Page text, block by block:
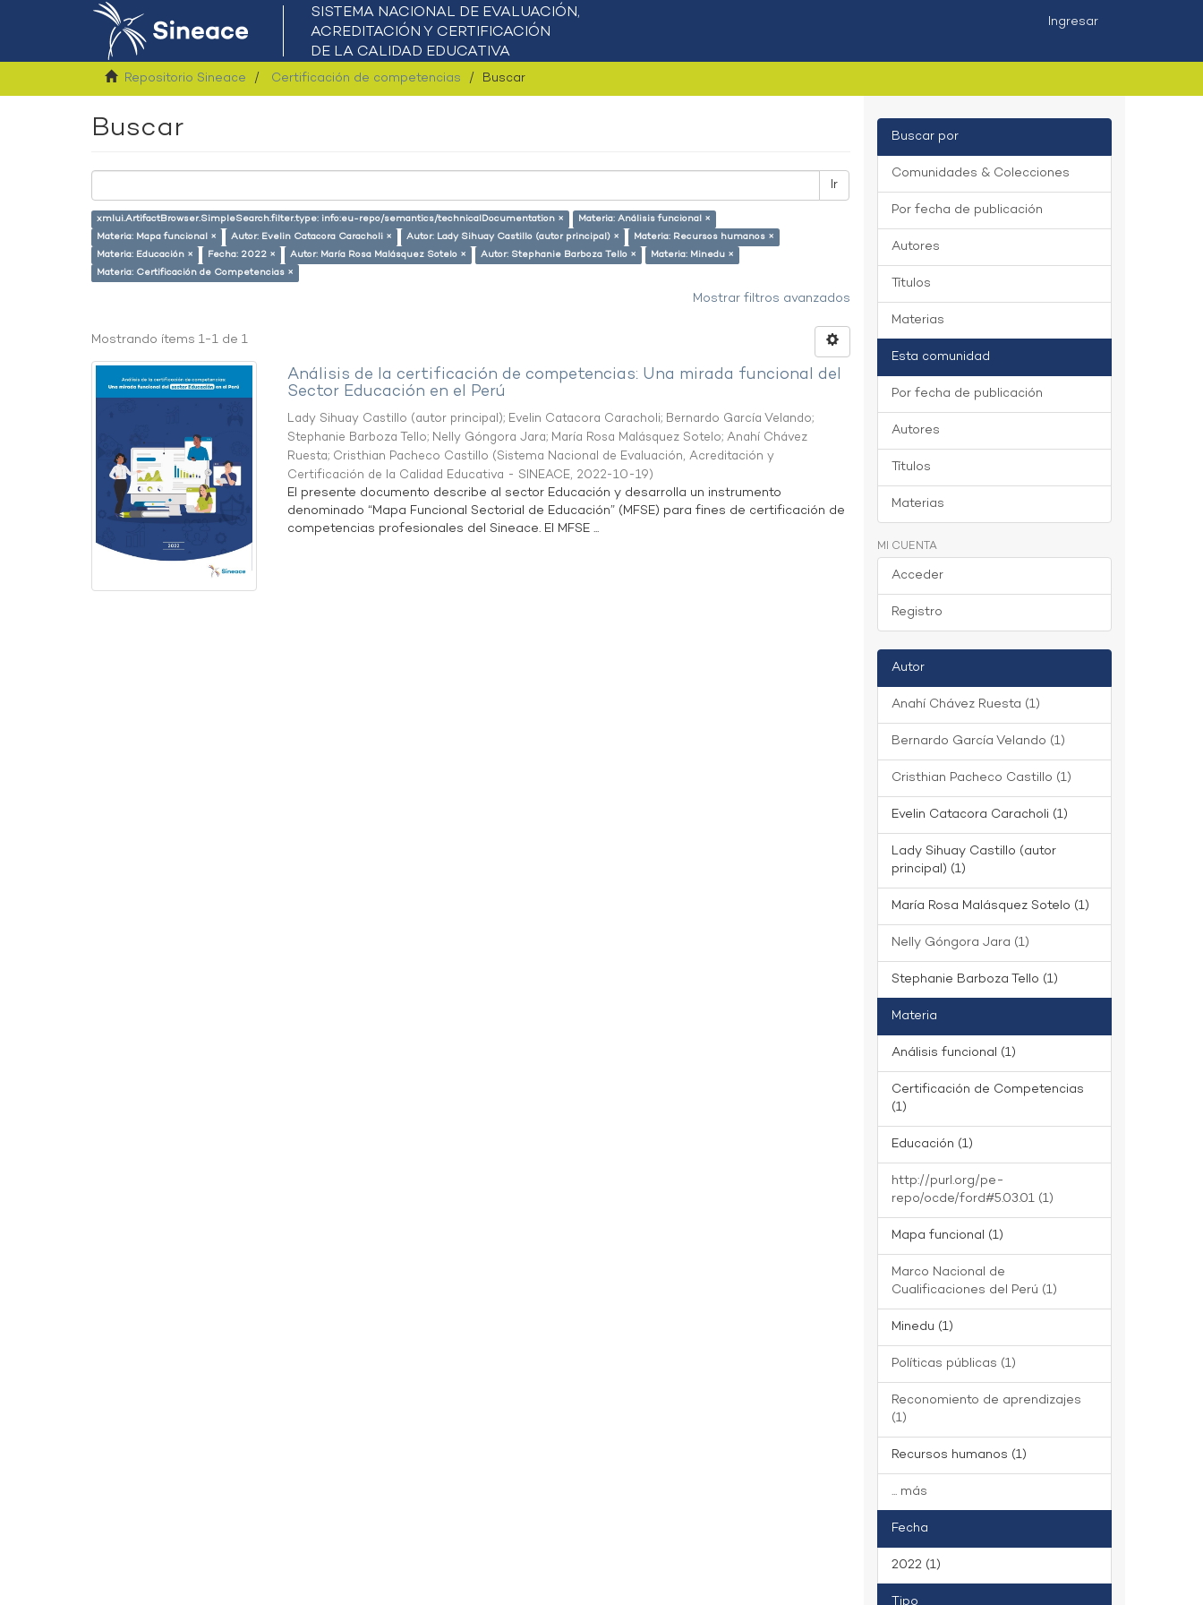
Ingresar
Repositorio Sineace Certificación de competencias Buscar
Buscar
Ir
xmlui.ArtifactBrowser.SimpleSearch.filter.type: info:eu-repo/semantics/technicalDocumentation ×
Materia: Análisis funcional ×
Materia: Mapa funcional ×
Autor: Evelin Catacora Caracholi × Autor: Lady Sihuay Castillo (autor principal) ×
Materia: Recursos humanos ×
Materia: Educación ×
Fecha: 2022 × Autor: María Rosa Malásquez Sotelo × Autor: Stephanie Barboza Tello ×
Materia: Minedu ×
Materia: Certificación de Competencias ×
Mostrar filtros avanzados
Mostrando ítems 1-1 de 1
Análisis de la certificación de competencias: Una mirada funcional del
Sector Educación en el Perú
Lady Sihuay Castillo (autor principal); Evelin Catacora Caracholi; Bernardo García Velando;
Stephanie Barboza Tello; Nelly Góngora Jara; María Rosa Malásquez Sotelo;Anahí Chávez
Ruesta; Cristhian Pacheco Castillo (Sistema Nacional de Evaluación, Acreditación y
Certificación de la Calidad Educativa - SINEACE, 2022-10-19)
El presente documento describe al sector Educación y desarrolla un instrumento
denominado “Mapa Funcional Sectorial de Educación” (MFSE) para fines de certificación de
competencias profesionales del Sineace. El MFSE ...
Buscar por
Comunidades & Colecciones
Por fecha de publicación
Autores
Títulos
Materias
Esta comunidad
Por fecha de publicación
Autores
Títulos
Materias
MI CUENTA
Acceder
Registro
Autor
Anahí Chávez Ruesta (1)
Bernardo García Velando (1)
Cristhian Pacheco Castillo (1)
Evelin Catacora Caracholi (1)
Lady Sihuay Castillo (autor
principal) (1)
María Rosa Malásquez Sotelo (1)
Nelly Góngora Jara (1)
Stephanie Barboza Tello (1)
Materia
Análisis funcional (1)
Certificación de Competencias
(1)
Educación (1)
http://purl.org/pe-
repo/ocde/ford#5.03.01 (1)
Mapa funcional (1)
Marco Nacional de
Cualificaciones del Perú (1)
Minedu (1)
Políticas públicas (1)
Reconomiento de aprendizajes
(1)
Recursos humanos (1)
... más
Fecha
2022 (1)